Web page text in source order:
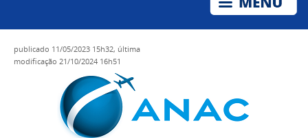
publicado 11/05/2023 15h32, última
modificação 21/10/2024 16h51